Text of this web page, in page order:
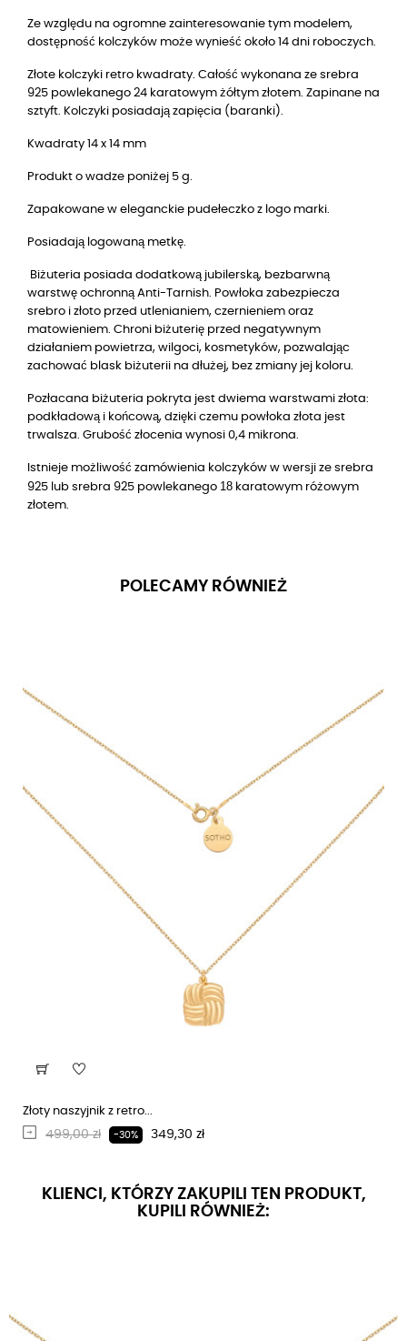
Ze względu na ogromne zainteresowanie tym modelem,
dostępność kolczyków może wynieść około 14 dni roboczych.
Złote kolczyki retro kwadraty. Całość wykonana ze srebra
925 powlekanego 24 karatowym żółtym złotem. Zapinane na
sztyft. Kolczyki posiadają zapięcia (baranki).
Kwadraty 14 x 14 mm
Produkt o wadze poniżej 5 g.
Zapakowane w eleganckie pudełeczko z logo marki.
Posiadają logowaną metkę.
Biżuteria posiada dodatkową jubilerską, bezbarwną
warstwę ochronną Anti-Tarnish. Powłoka zabezpiecza
srebro i złoto przed utlenianiem, czernieniem oraz
matowieniem. Chroni biżuterię przed negatywnym
działaniem powietrza, wilgoci, kosmetyków, pozwalając
zachować blask biżuterii na dłużej, bez zmiany jej koloru.
Pozłacana biżuteria pokryta jest dwiema warstwami złota:
podkładową i końcową, dzięki czemu powłoka złota jest
trwalsza. Grubość złocenia wynosi 0,4 mikrona.
Istnieje możliwość zamówienia kolczyków w wersji ze srebra
925 lub srebra 925 powlekanego 18 karatowym różowym
złotem.
POLECAMY RÓWNIEŻ
Złoty naszyjnik z retro...
Regularna cena
499,00 zł -30% Cena
349,30 zł
KLIENCI, KTÓRZY ZAKUPILI TEN PRODUKT,
KUPILI RÓWNIEŻ: